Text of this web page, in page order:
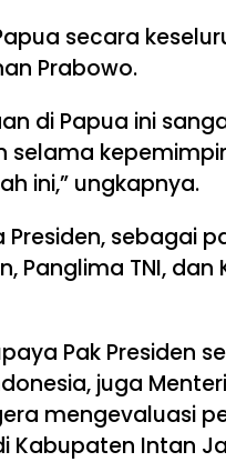
secara
Prabowo.
di Papua ini
selama
ini,” ungkapnya.
sebagai
Panglima TNI,
Pak Presiden
juga
mengevaluasi
Kabupaten Intan